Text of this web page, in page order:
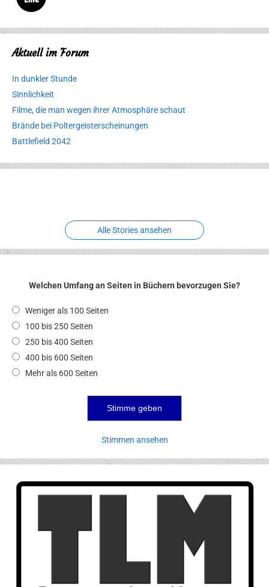
Aktuell im Forum
In dunkler Stunde
Sinnlichkeit
Filme, die man wegen ihrer Atmosphäre schaut
Brände bei Poltergeisterscheinungen
Battlefield 2042
Erlebnispark
Verbotene
Alle Stories ansehen
Welchen Umfang an Seiten in Büchern bevorzugen Sie?
Weniger als 100 Seiten
100 bis 250 Seiten
250 bis 400 Seiten
400 bis 600 Seiten
Mehr als 600 Seiten
Stimmen ansehen